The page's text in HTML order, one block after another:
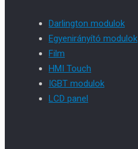
Darlington modulok
Egyenirányító modulok
Film
HMI Touch
IGBT modulok
LCD panel